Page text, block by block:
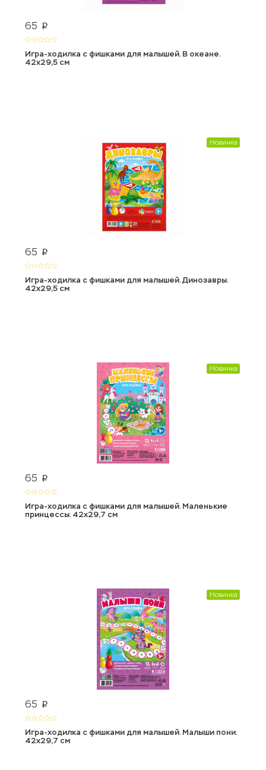
65 p
Игра-ходилка с фишками для малышей. В океане.
42x29,5 см
Новинка
65 p
Игра-ходилка с фишками для малышей. Динозавры.
42x29,5 см
Новинка
65 p
Игра-ходилка с фишками для малышей. Маленькие
принцессы. 42х29,7 см
Новинка
65 p
Игра-ходилка с фишками для малышей. Малыши пони.
42х29,7 см